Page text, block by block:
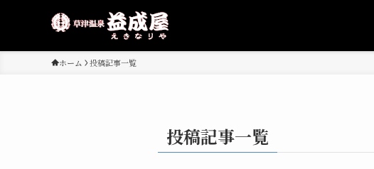
ホーム 投稿記事一覧
投稿記事一覧